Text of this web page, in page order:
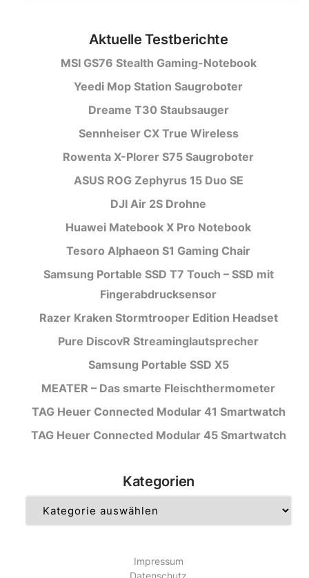
Aktuelle Testberichte
MSI GS76 Stealth Gaming-Notebook
Yeedi Mop Station Saugroboter
Dreame T30 Staubsauger
Sennheiser CX True Wireless
Rowenta X-Plorer S75 Saugroboter
ASUS ROG Zephyrus 15 Duo SE
DJI Air 2S Drohne
Huawei Matebook X Pro Notebook
Tesoro Alphaeon S1 Gaming Chair
Samsung Portable SSD T7 Touch – SSD mit
Fingerabdrucksensor
Razer Kraken Stormtrooper Edition Headset
Pure DiscovR Streaminglautsprecher
Samsung Portable SSD X5
MEATER – Das smarte Fleischthermometer
TAG Heuer Connected Modular 41 Smartwatch
TAG Heuer Connected Modular 45 Smartwatch
Kategorien
Impressum
Datenschutz